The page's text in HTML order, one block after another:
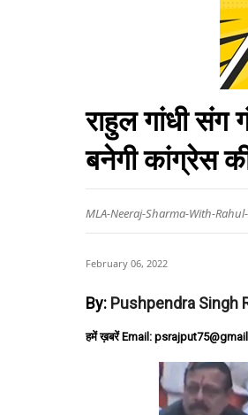
राहुल गांधी संग
बनेगी कांग्रेस
MLA-Neeraj-Sharma-With-
February 06, 2022
By: Pushpendra Singh
हमें ख़बरें Email: